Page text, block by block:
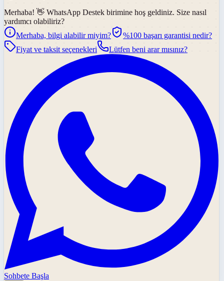
Merhaba! 👋 WhatsApp Destek birimine hoş geldiniz. Size nasıl
yardımcı olabiliriz?
Merhaba, bilgi alabilir miyim?
%100 başarı garantisi nedir?
Fiyat ve taksit seçenekleri
Lütfen beni arar mısınız?
Sohbete Başla